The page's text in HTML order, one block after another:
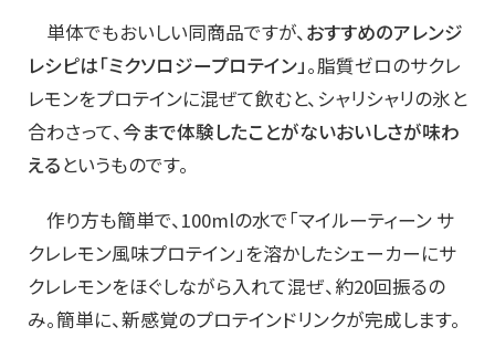
単体でもおいしい同商品ですが、おすすめのアレンジ
レシピは「ミクソロジープロテイン」。脂質ゼロのサクレ
レモンをプロテインに混ぜて飲むと、シャリシャリの氷と
合わさって、今まで体験したことがないおいしさが味わ
えるというものです。
作り方も簡単で、100mlの水で「マイルーティーン サ
クレレモン風味プロテイン」を溶かしたシェーカーにサ
クレレモンをほぐしながら入れて混ぜ、約20回振るの
み。簡単に、新感覚のプロテインドリンクが完成します。